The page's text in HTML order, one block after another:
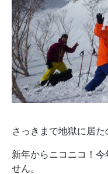
さっきまで地獄に居た
新年からニコニコ！
せん。